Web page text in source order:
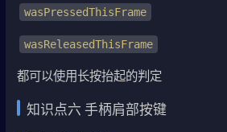
wasPressedThisFrame
wasReleasedThisFrame
都可以使用长按抬起的判定
知识点六 手柄肩部按键